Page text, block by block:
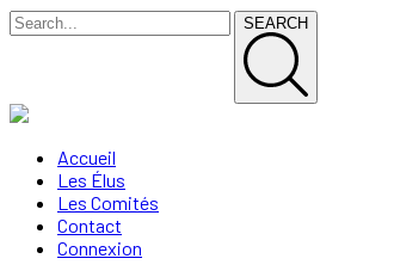
SEARCH
Accueil
Les Élus
Les Comités
Contact
Connexion